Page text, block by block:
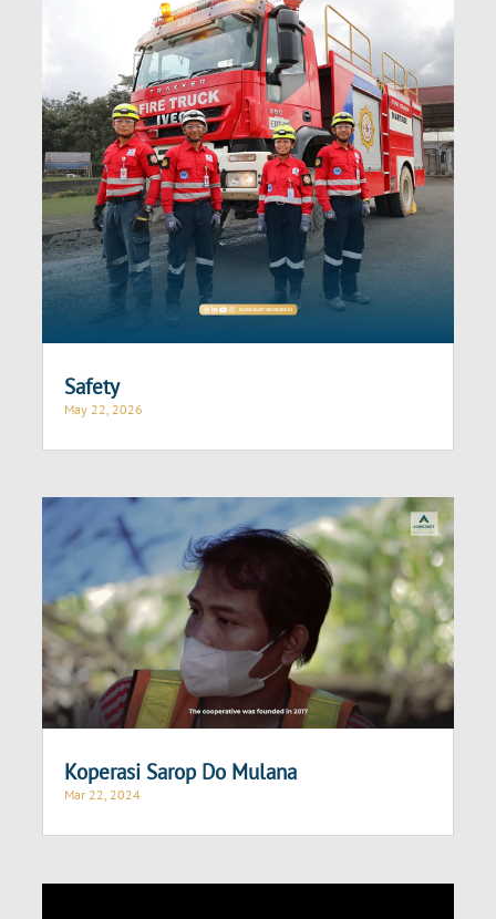
Safety
May 22, 2026
Koperasi Sarop Do Mulana
Mar 22, 2024